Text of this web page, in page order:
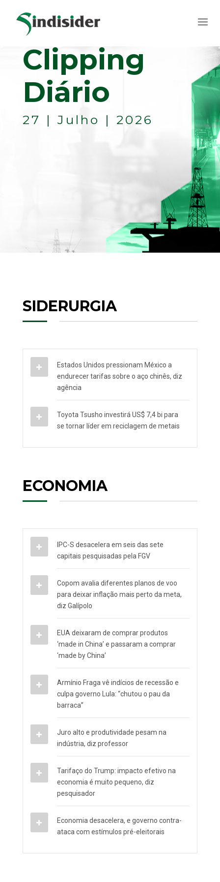
Clipping
Diário
27 | Julho | 2026
SIDERURGIA
Estados Unidos pressionam México a
endurecer tarifas sobre o aço chinês, diz
agência
Toyota Tsusho investirá US$ 7,4 bi para
se tornar líder em reciclagem de metais
ECONOMIA
IPC-S desacelera em seis das sete
capitais pesquisadas pela FGV
Copom avalia diferentes planos de voo
para deixar inflação mais perto da meta,
diz Galípolo
EUA deixaram de comprar produtos
‘made in China’ e passaram a comprar
‘made by China’
Armínio Fraga vê indícios de recessão e
culpa governo Lula: “chutou o pau da
barraca”
Juro alto e produtividade pesam na
indústria, diz professor
Tarifaço do Trump: impacto efetivo na
economia é muito pequeno, diz
pesquisador
Economia desacelera, e governo contra-
ataca com estímulos pré-eleitorais